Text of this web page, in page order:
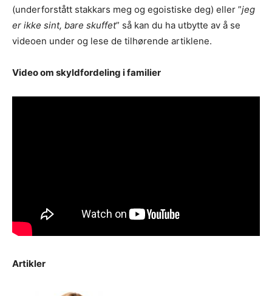
(underforstått stakkars meg og egoistiske deg) eller ”jeg
er ikke sint, bare skuffet” så kan du ha utbytte av å se
videoen under og lese de tilhørende artiklene.
Video om skyldfordeling i familier
Artikler